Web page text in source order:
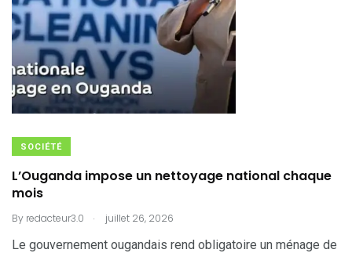
SOCIÉTÉ
L’Ouganda impose un nettoyage national chaque
mois
By redacteur3.0 . juillet 26, 2026
Le gouvernement ougandais rend obligatoire un ménage de